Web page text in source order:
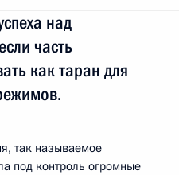
над
часть
как таран для
так называемое
под контроль огромные